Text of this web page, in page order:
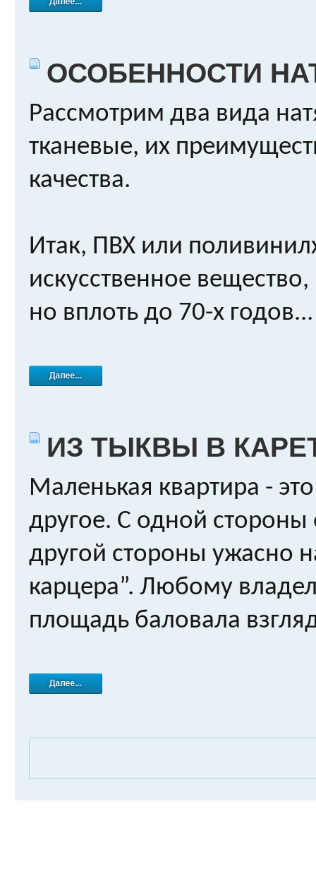
ОСОБЕННОСТИ
Рассмотрим два вида
тканевые, их
качества.
Итак, ПВХ или
искусственное
но вплоть до 70-х годов...
ИЗ ТЫКВЫ В
Маленькая квартира -
другое. С одной стороны
другой стороны ужасно
карцера”. Любому
площадь баловала